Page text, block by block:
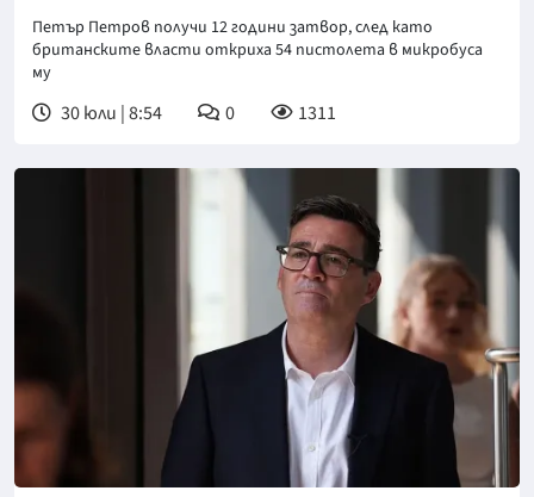
Петър Петров получи 12 години затвор, след като
британските власти откриха 54 пистолета в микробуса
му
30 юли | 8:54 0 1311
Снимка: ПА Медия